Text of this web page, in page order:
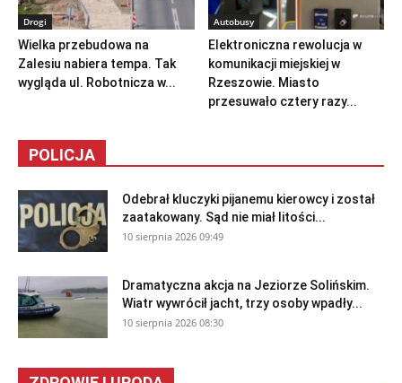
Drogi
Wielka przebudowa na
Zalesiu nabiera tempa. Tak
wygląda ul. Robotnicza w...
Autobusy
Elektroniczna rewolucja w
komunikacji miejskiej w
Rzeszowie. Miasto
przesuwało cztery razy...
POLICJA
Odebrał kluczyki pijanemu kierowcy i został
zaatakowany. Sąd nie miał litości...
10 sierpnia 2026 09:49
Dramatyczna akcja na Jeziorze Solińskim.
Wiatr wywrócił jacht, trzy osoby wpadły...
10 sierpnia 2026 08:30